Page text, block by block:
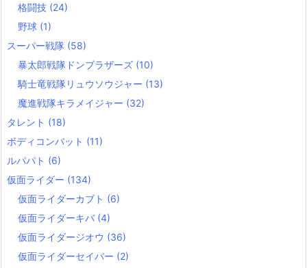
格闘技 (24)
野球 (1)
スーパー戦隊 (58)
暴太郎戦隊ドンブラザーズ (10)
騎士竜戦隊リュウソウジャー (13)
魔進戦隊キラメイジャー (32)
タレント (18)
ボディコンバット (11)
ルパパト (6)
仮面ライダー (134)
仮面ライダーカブト (6)
仮面ライダーキバ (4)
仮面ライダージオウ (36)
仮面ライダーセイバー (2)